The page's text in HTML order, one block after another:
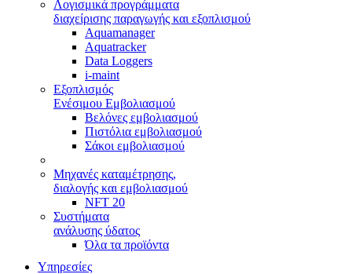
Λογισμικά προγράμματα
διαχείρισης παραγωγής και εξοπλισμού
Aquamanager
Aquatracker
Data Loggers
i-maint
Εξοπλισμός
Ενέσιμου Εμβολιασμού
Βελόνες εμβολιασμού
Πιστόλια εμβολιασμού
Σάκοι εμβολιασμού
Μηχανές καταμέτρησης,
διαλογής και εμβολιασμού
NFT 20
Συστήματα
ανάλυσης ύδατος
Όλα τα προϊόντα
Υπηρεσίες